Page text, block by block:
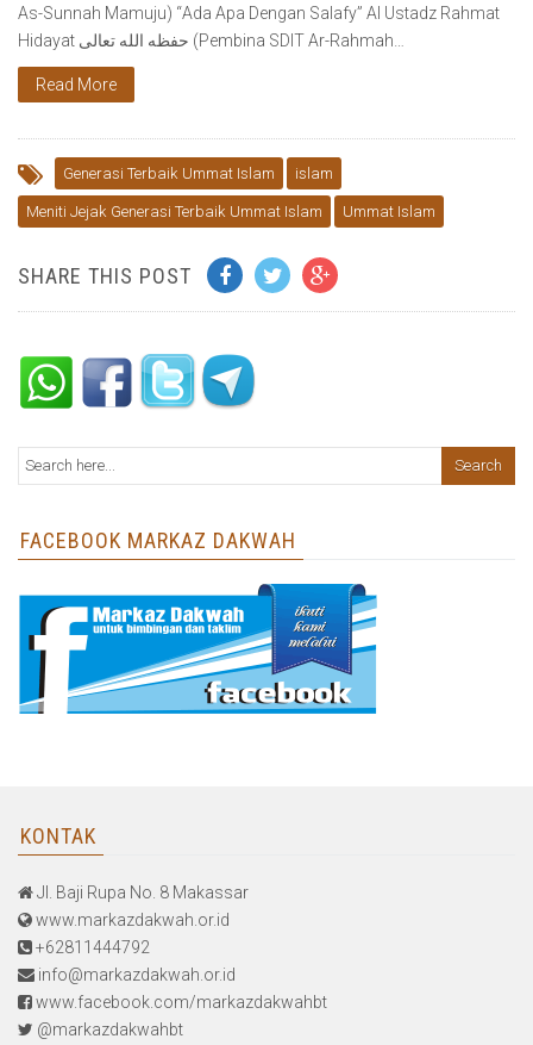
As-Sunnah Mamuju) “Ada Apa Dengan Salafy” Al Ustadz Rahmat
Hidayat حفظه الله تعالى (Pembina SDIT Ar-Rahmah…
Read More
Generasi Terbaik Ummat Islam islam
Meniti Jejak Generasi Terbaik Ummat Islam Ummat Islam
SHARE THIS POST
FACEBOOK MARKAZ DAKWAH
KONTAK
Jl. Baji Rupa No. 8 Makassar
www.markazdakwah.or.id
+62811444792
info@markazdakwah.or.id
www.facebook.com/markazdakwahbt
@markazdakwahbt